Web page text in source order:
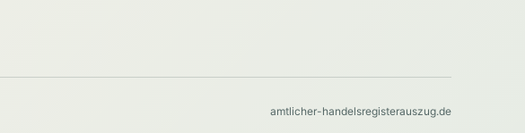
amtlicher-handelsregisterauszug.de